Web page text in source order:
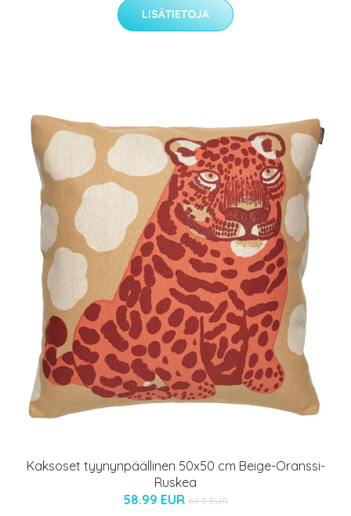
LISÄTIETOJA
Kaksoset tyynynpäällinen 50x50 cm Beige-Oranssi-
Ruskea
58.99 EUR 69.5 EUR